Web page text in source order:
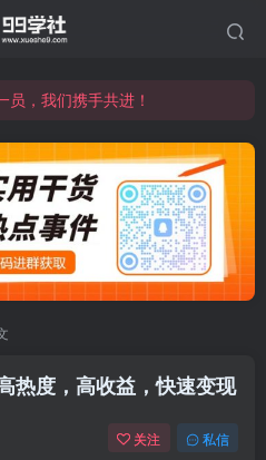
员，我们携手共进！
，我们携手共进！
创业教程、网络营销教程、自媒体短视频教程等，长期更新各大精品创业项目！
热度，高收益，快速变现
关注 私信